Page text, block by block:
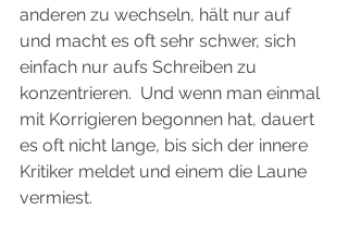
anderen zu wechseln, hält nur auf
und macht es oft sehr schwer, sich
einfach nur aufs Schreiben zu
konzentrieren.  Und wenn man einmal
mit Korrigieren begonnen hat, dauert
es oft nicht lange, bis sich der innere
Kritiker meldet und einem die Laune
vermiest.